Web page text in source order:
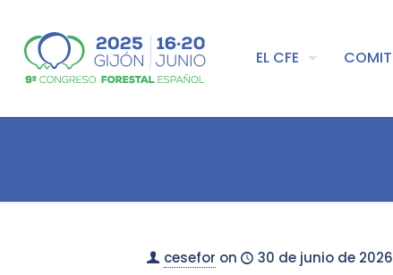
EL CFE
cesefor on 30 de junio de 2026